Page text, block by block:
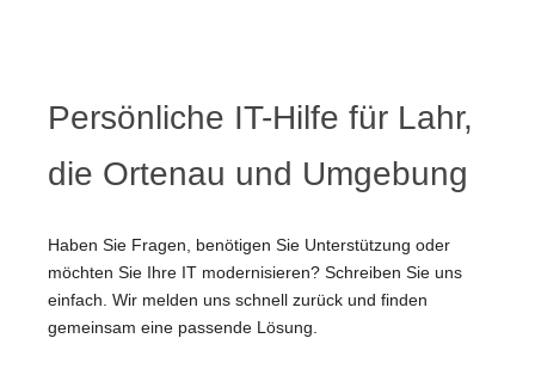
Persönliche IT-Hilfe für Lahr,
die Ortenau und Umgebung
Haben Sie Fragen, benötigen Sie Unterstützung oder
möchten Sie Ihre IT modernisieren? Schreiben Sie uns
einfach. Wir melden uns schnell zurück und finden
gemeinsam eine passende Lösung.